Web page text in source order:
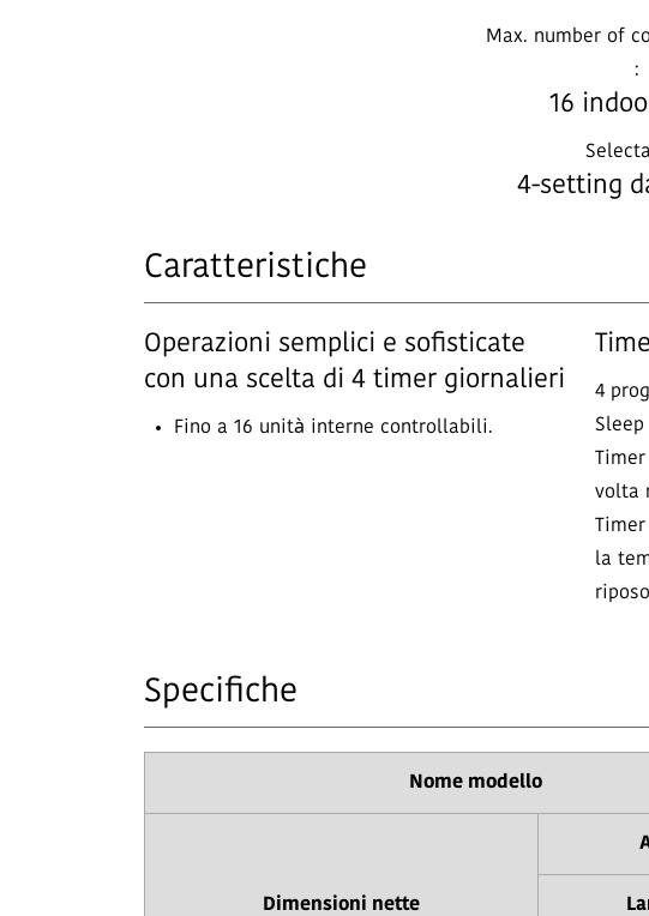
Max. number of
:
16
4-setting
Caratteristiche
Operazioni semplici e sofisticate
con una scelta di 4 timer giornalieri
Fino a 16 unità interne controllabili.
4
Sleep
volta
la
Specifiche
Nome modello
Dimensioni nette